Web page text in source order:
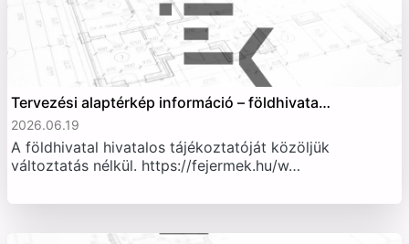
Tervezési alaptérkép információ – földhivata…
2026.06.19
A földhivatal hivatalos tájékoztatóját közöljük
változtatás nélkül. https://fejermek.hu/w…